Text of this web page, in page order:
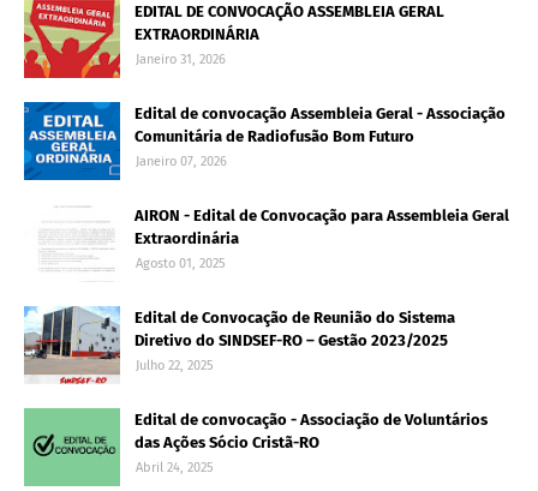
EDITAL DE CONVOCAÇÃO ASSEMBLEIA GERAL
EXTRAORDINÁRIA
Janeiro 31, 2026
Edital de convocação Assembleia Geral - Associação
Comunitária de Radiofusão Bom Futuro
Janeiro 07, 2026
AIRON - Edital de Convocação para Assembleia Geral
Extraordinária
Agosto 01, 2025
Edital de Convocação de Reunião do Sistema
Diretivo do SINDSEF-RO – Gestão 2023/2025
Julho 22, 2025
Edital de convocação - Associação de Voluntários
das Ações Sócio Cristã-RO
Abril 24, 2025